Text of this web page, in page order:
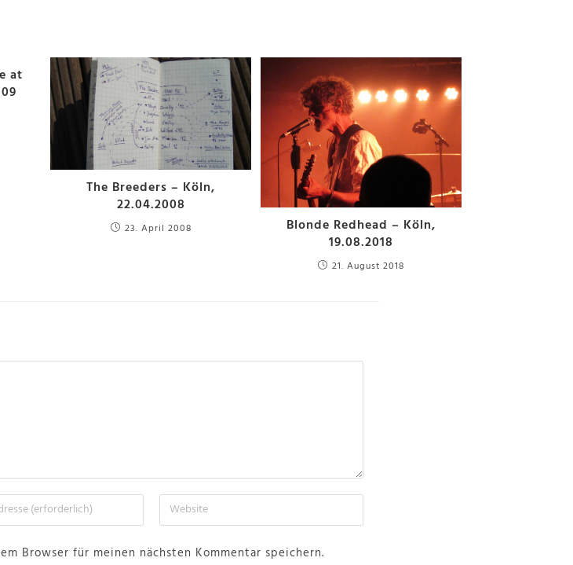
at
The Breeders – Köln,
22.04.2008
23. April 2008
Blonde Redhead – Köln,
19.08.2018
21. August 2018
Browser für meinen nächsten Kommentar speichern.